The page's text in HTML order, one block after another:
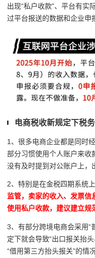
出现“私户收款”、平台有实
过平台报送的数据和企业申
电商税收新规定下税务
1、很多电商企业都是同时
部分习惯使用个人账户来收
没有及时提到对公账户上，
2、特别是在金税四期系统上
监管，卖家的收入、发票信
使用私户收款，建议建立规
3、有部分跨境电商会采用“
定下就会导致“出口报关抬
“借用第三方抬头报关”的情